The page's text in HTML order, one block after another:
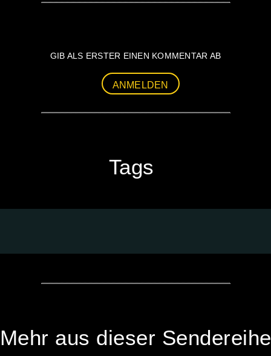
GIB ALS ERSTER EINEN KOMMENTAR AB
ANMELDEN
Tags
Mehr aus dieser Sendereihe